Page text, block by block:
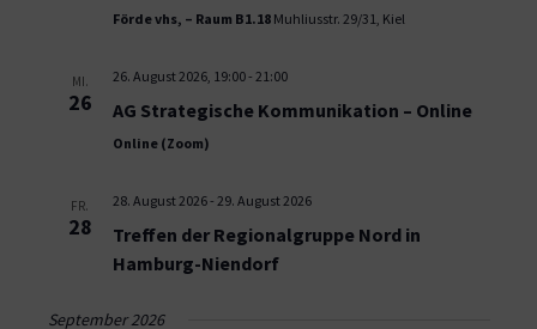
Förde vhs, – Raum B1.18 Muhliusstr. 29/31, Kiel
MI.
26
26. August 2026, 19:00- 21:00
AG Strategische Kommunikation – Online
Online (Zoom)
FR.
28
28. August 2026- 29. August 2026
Treffen der Regionalgruppe Nord in
Hamburg-Niendorf
September 2026